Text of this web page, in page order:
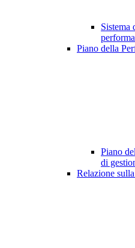
Sistema
Piano della
Piano
di
Relazione